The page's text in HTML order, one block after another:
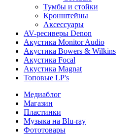
Тумбы и стойки
Кронштейны
Аксессуары
AV-ресиверы Denon
Акустика Monitor Audio
Акустика Bowers & Wilkins
Акустика Focal
Акустика Magnat
Топовые LP's
Медиаблог
Магазин
Пластинки
Музыка на Blu-ray
Фототовары